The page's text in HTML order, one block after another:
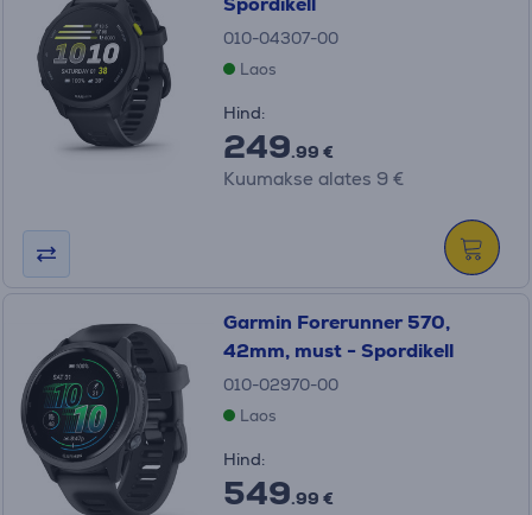
010-04307-00
Laos
Hind:
249.99 €
Kuumakse alates 9 €
Garmin Forerunner 570,
42mm, must - Spordikell
010-02970-00
Laos
Hind:
549.99 €